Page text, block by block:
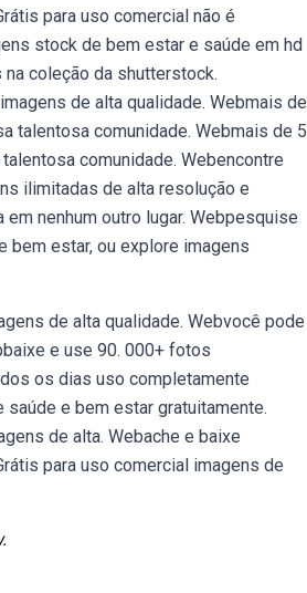
para uso comercial não é
stock de bem estar e saúde em hd
coleção da shutterstock.
de alta qualidade. Webmais de
talentosa comunidade. Webmais de 5
comunidade. Webencontre
ilimitadas de alta resolução e
nenhum outro lugar. Webpesquise
estar, ou explore imagens
de alta qualidade. Webvocê pode
e use 90. 000+ fotos
os dias uso completamente
e bem estar gratuitamente.
de alta. Webache e baixe
para uso comercial imagens de